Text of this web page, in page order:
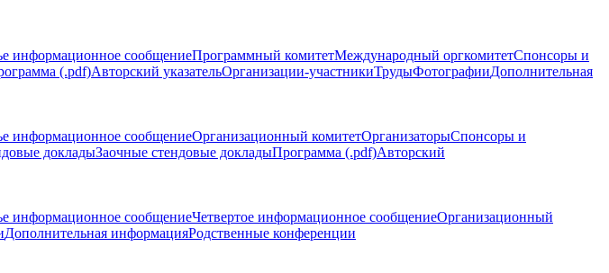
информационное сообщениеПрограммный комитетМеждународный оргкомитетСпонсоры и
(.pdf)Авторский указательОрганизации-участникиТрудыФотографииДополнительная
информационное сообщениеОрганизационный комитетОрганизаторыСпонсоры и
докладыЗаочные стендовые докладыПрограмма (.pdf)Авторский
информационное сообщениеЧетвертое информационное сообщениеОрганизационный
Дополнительная информацияРодственные конференции